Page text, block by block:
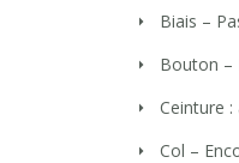
Biais –
Bouton –
Ceinture :
Col –